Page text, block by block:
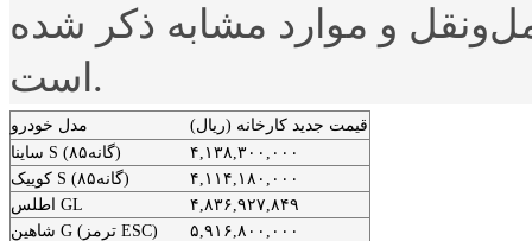
و موارد مشابه ذکر شده
است.
مدل خودرو
قیمت جدید کارخانه (ریال)
ساینا S (۸۵گانه)
۴,۱۳۸,۳۰۰,۰۰۰
کوییک S (۸۵گانه)
۴,۱۱۴,۱۸۰,۰۰۰
اطلس GL
۴,۸۳۶,۹۲۷,۸۴۹
شاهین G (ترمز ESC)
۵,۹۱۶,۸۰۰,۰۰۰